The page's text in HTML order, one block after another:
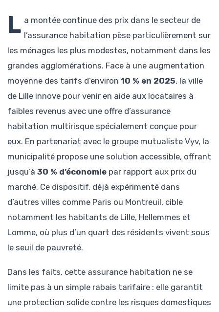
L a montée continue des prix dans le secteur de
l’assurance habitation pèse particulièrement sur
les ménages les plus modestes, notamment dans les
grandes agglomérations. Face à une augmentation
moyenne des tarifs d’environ 10 % en 2025, la ville
de Lille innove pour venir en aide aux locataires à
faibles revenus avec une offre d’assurance
habitation multirisque spécialement conçue pour
eux. En partenariat avec le groupe mutualiste Vyv, la
municipalité propose une solution accessible, offrant
jusqu’à 30 % d’économie par rapport aux prix du
marché. Ce dispositif, déjà expérimenté dans
d’autres villes comme Paris ou Montreuil, cible
notamment les habitants de Lille, Hellemmes et
Lomme, où plus d’un quart des résidents vivent sous
le seuil de pauvreté.
Dans les faits, cette assurance habitation ne se
limite pas à un simple rabais tarifaire : elle garantit
une protection solide contre les risques domestiques